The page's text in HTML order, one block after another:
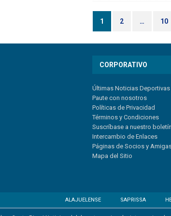
1 2 … 10
CORPORATIVO
Últimas Noticias Deportivas
Paute con nosotros
Políticas de Privacidad
Términos y Condiciones
Suscríbase a nuestro boletín
Intercambio de Enlaces
Páginas de Socios y
Mapa del Sitio
ALAJUELENSE SAPRISSA